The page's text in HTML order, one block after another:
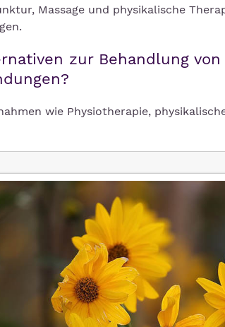
Massage und physikalische
zur Behandlung von
wie Physiotherapie,